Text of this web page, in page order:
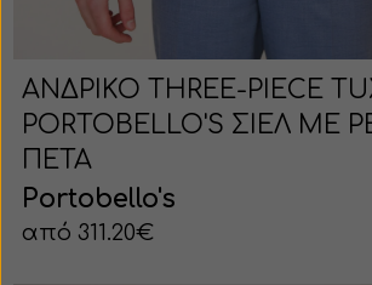
ΑΝΔΡΙΚΟ THREE-PIECE
PORTOBELLO'S ΣΙΕΛ ΜΕ
ΠΕΤΑ
Portobello's
από 311.20€